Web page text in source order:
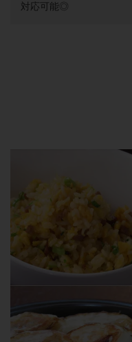
対応可能◎